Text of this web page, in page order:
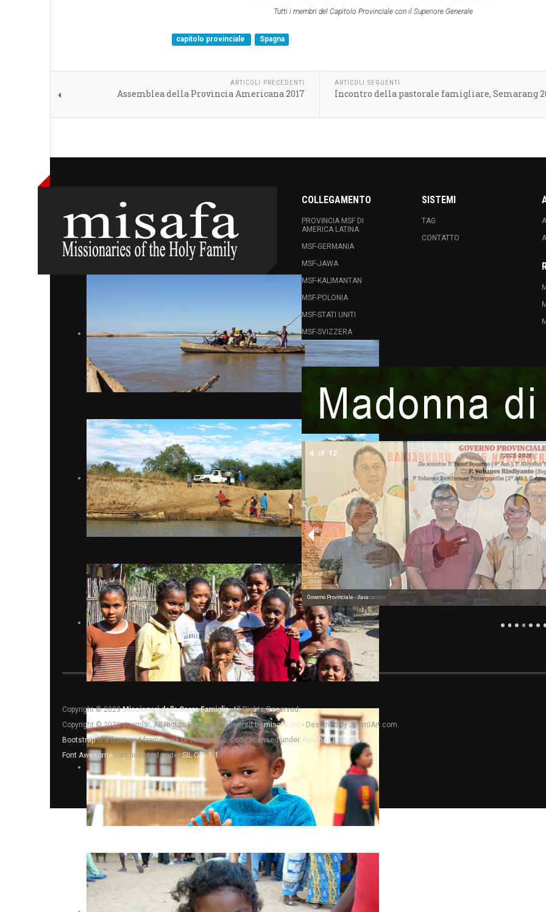
Tutti i membri del Capitolo Provinciale con il Superiore Generale
capitolo provinciale Spagna
ARTICOLI PRECEDENTI
Assemblea della Provincia Americana 2017
ARTICOLI SEGUENTI
Incontro della pastorale famigliare, Semarang
COLLEGAMENTO
PROVINCIA MSF DI
AMERICA LATINA
MSF-GERMANIA
MSF-JAWA
MSF-KALIMANTAN
MSF-POLONIA
MSF-STATI UNITI
MSF-SVIZZERA
SISTEMI
TAG
CONTATTO
Governo Provinciale - Kalimantan
5 of 12
Copyright © 2023Missionari della Sacra Famiglia. All Rights Reserved.
Copyright © 2026 Joomla!. All Rights Reserved. Powered bymisafa.org - Designed by JoomlArt.com.
Bootstrapis a front-end framework of Twitter, Inc. Code licensed under Apache License v2.0
Font Awesomefont licensed underSIL OFL 1.1 .